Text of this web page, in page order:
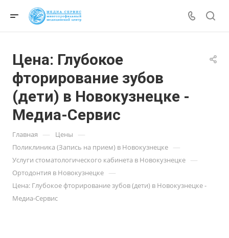
Цена: Глубокое
фторирование зубов
(дети) в Новокузнецке -
Медиа-Сервис
Главная — Цены —
Поликлиника (Запись на прием) в Новокузнецке —
Услуги стоматологического кабинета в Новокузнецке —
Ортодонтия в Новокузнецке —
Цена: Глубокое фторирование зубов (дети) в Новокузнецке -
Медиа-Сервис